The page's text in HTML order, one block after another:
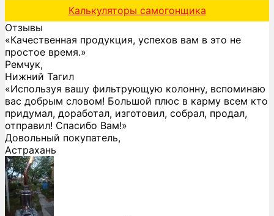
Калькуляторы самогонщика
Отзывы
«Качественная продукция, успехов вам в это не
простое время.»
Ремчук,
Нижний Тагил
«Используя вашу фильтрующую колонну, вспоминаю
вас добрым словом! Большой плюс в карму всем кто
придумал, доработал, изготовил, собрал, продал,
отправил! Спасибо Вам!»
Довольный покупатель,
Астрахань